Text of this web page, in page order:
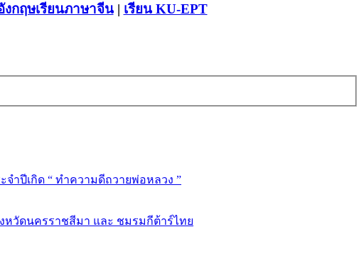
งกฤษเรียนภาษาจีน| เรียน KU-EPT
ำปีเกิด “ ทำความดีถวายพ่อหลวง ”
งหวัดนครราชสีมา และ ชมรมกีต้าร์ไทย